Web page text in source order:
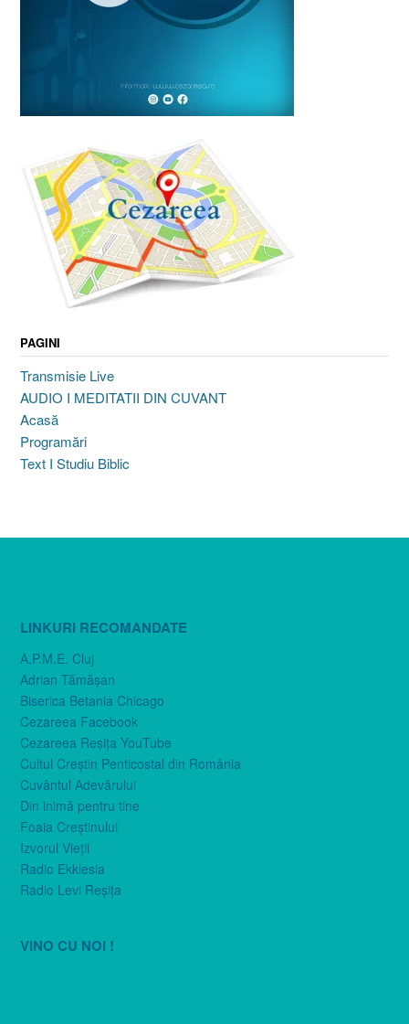
PAGINI
Transmisie Live
AUDIO I MEDITATII DIN CUVANT
Acasă
Programări
Text I Studiu Biblic
LINKURI RECOMANDATE
A.P.M.E. Cluj
Adrian Tămăşan
Biserica Betania Chicago
Cezareea Facebook
Cezareea Reşiţa YouTube
Cultul Creştin Penticostal din România
Cuvântul Adevărului
Din inimă pentru tine
Foaia Creştinului
Izvorul Vieţii
Radio Ekklesia
Radio Levi Reşiţa
VINO CU NOI !